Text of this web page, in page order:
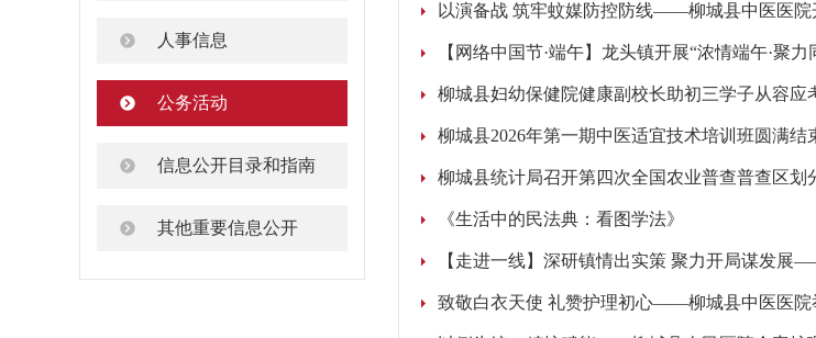
人事信息
公务活动
信息公开目录和指南
其他重要信息公开
以演备战 筑牢蚊媒防控防线——柳城县中医医院
【网络中国节·端午】龙头镇开展“浓情端午·
柳城县妇幼保健院健康副校长助初三学子从容应
柳城县2026年第一期中医适宜技术培训班圆满结
柳城县统计局召开第四次全国农业普查普查区划
《生活中的民法典：看图学法》
【走进一线】深研镇情出实策 聚力开局谋发
致敬白衣天使 礼赞护理初心——柳城县中医医院